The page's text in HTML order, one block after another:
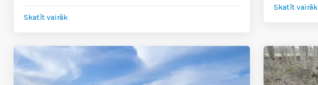
Skatīt vairāk
Skatīt vairāk